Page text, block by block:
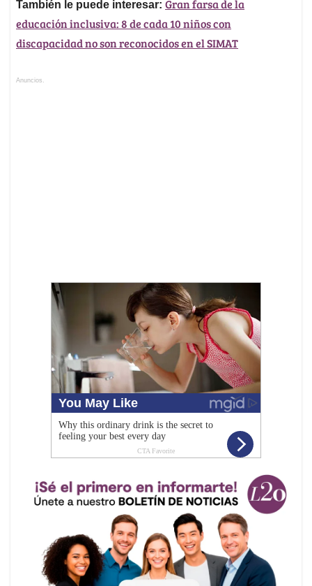
También le puede interesar: Gran farsa de la
educación inclusiva: 8 de cada 10 niños con
discapacidad no son reconocidos en el SIMAT
Anuncios.